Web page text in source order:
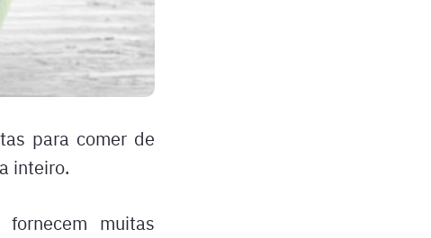
para comer de
inteiro.
muitas